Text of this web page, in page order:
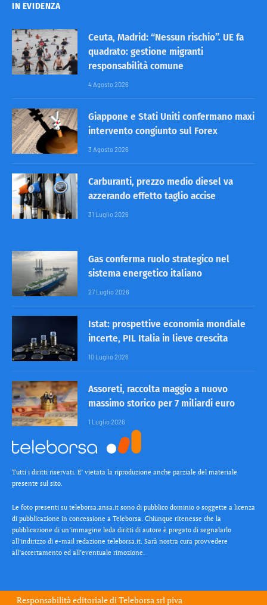
IN EVIDENZA
Ceuta, Madrid: “Nessun rischio”. UE fa
quadrato: gestione migranti
responsabilità comune
4 Agosto 2026
Giappone e Stati Uniti confermano maxi
intervento congiunto sul Forex
3 Agosto 2026
Carburanti, prezzo medio diesel va
azzerando effetto taglio accise
31 Luglio 2026
Gas conferma ruolo strategico nel
sistema energetico italiano
27 Luglio 2026
Istat: prospettive economia mondiale
incerte, PIL Italia in lieve crescita
10 Luglio 2026
Assoreti, raccolta maggio a nuovo
massimo storico per 7 miliardi euro
1 Luglio 2026
Tutti i diritti riservati. E’ vietata la riproduzione anche parziale del materiale
presente sul sito.
Le foto presenti su teleborsa.ansa.it sono di pubblico dominio o soggette a licenza
di pubblicazione in concessione a Teleborsa. Chiunque ritenesse che la
pubblicazione di un’immagine leda diritti di autore è pregato di segnalarlo
all’indirizzo di e-mail redazione teleborsa.it. Sarà nostra cura provvedere
all’accertamento ed all’eventuale rimozione.
Responsabilità editoriale diTeleborsa srlpiva